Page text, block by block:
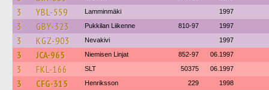
3 YBL-559 Lamminmäki 1997
3 GBY-323 Pukkilan Liikenne 810-97 1997
3 KGZ-903 Nevakivi 1997
3 JCA-965 Niemisen Linjat 852-97 06.1997
3 FKL-166 SLT 50375 06.1997
3 CFG-315 Henriksson 229 1998